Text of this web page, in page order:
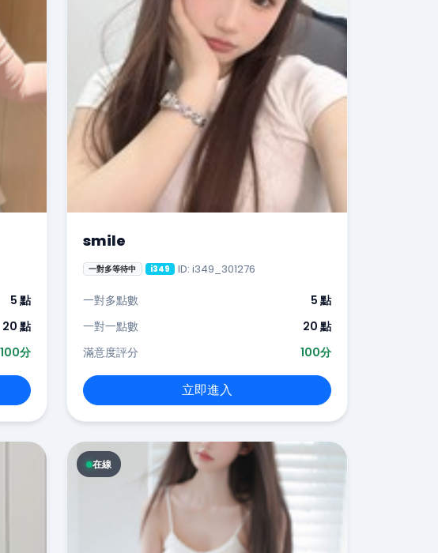
5 點
20 點
100分
smile
一對多等待中 i349 ID: i349_301276
一對多點數
5 點
一對一點數
20 點
滿意度評分
100分
立即進入
在線